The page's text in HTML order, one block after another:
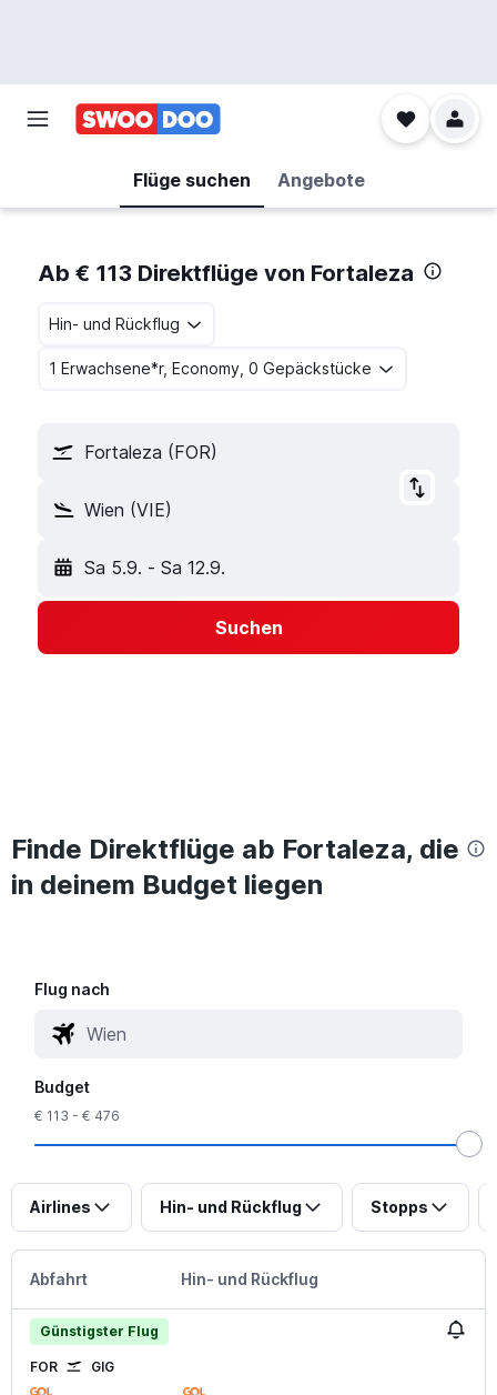
Flüge suchen Angebote
Ab € 113 Direktflüge von Fortaleza
Hin- und Rückflug
1 Erwachsene*r, Economy, 0 Gepäckstücke
Fortaleza (FOR)
Wien (VIE)
Sa 5.9. - Sa 12.9.
Suchen
Finde Direktflüge ab Fortaleza, die
in deinem Budget liegen
Flug nach
Budget
€ 113 - € 476
Airlines Hin- und Rückflug Stopps
Abfahrt Hin- und Rückflug
Günstigster Flug
FOR GIG